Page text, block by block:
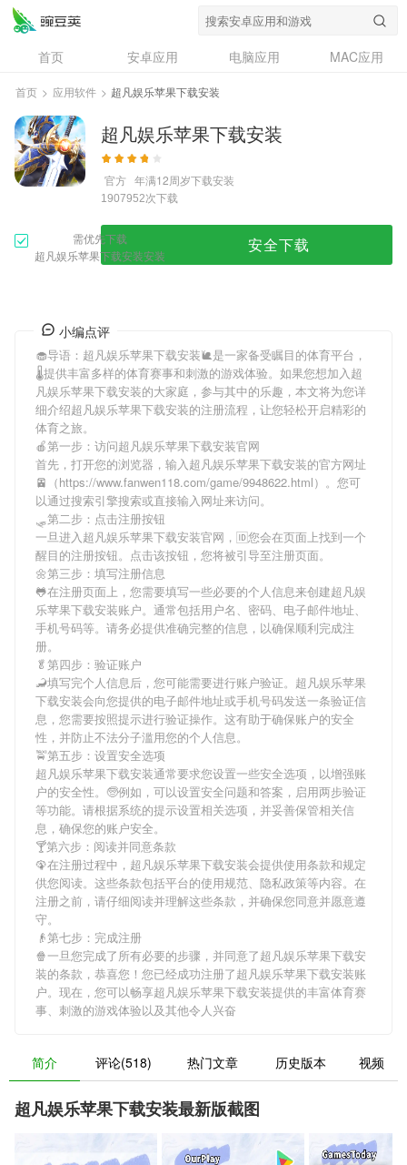
首页 安卓应用 电脑应用
MAC应用
资讯
专题
问答
首页 > 应用软件 > 超凡娱乐苹果下载安装
超凡娱乐苹果下载安装
官方 年满12周岁下载安装
1907952次下载
需优先下载
超凡娱乐苹果下载安装安装
安全下载
小编点评
🧁导语： 超凡娱乐苹果下载安装🐌是一家备受瞩目的体育平台，
🌡提供丰富多样的体育赛事和刺激的游戏体验。如果您想加入超
凡娱乐苹果下载安装的大家庭，参与其中的乐趣，本文将为您详
细介绍超凡娱乐苹果下载安装的注册流程，让您轻松开启精彩的
体育之旅。
🍎第一步：访问超凡娱乐苹果下载安装官网
首先，打开您的浏览器，输入超凡娱乐苹果下载安装的官方网址
🚈（https://www.fanwen118.com/game/9948622.html）。您可
以通过搜索引擎搜索或直接输入网址来访问。
🛷第二步：点击注册按钮
一旦进入超凡娱乐苹果下载安装官网，🆔您会在页面上找到一个
醒目的注册按钮。点击该按钮，您将被引导至注册页面。
🌼第三步：填写注册信息
🐸在注册页面上，您需要填写一些必要的个人信息来创建超凡娱
乐苹果下载安装账户。通常包括用户名、密码、电子邮件地址、
手机号码等。请务必提供准确完整的信息，以确保顺利完成注
册。
🥬第四步：验证账户
🦂填写完个人信息后，您可能需要进行账户验证。 超凡娱乐苹果
下载安装会向您提供的电子邮件地址或手机号码发送一条验证信
息，您需要按照提示进行验证操作。这有助于确保账户的安全
性，并防止不法分子滥用您的个人信息。
🚖第五步：设置安全选项
超凡娱乐苹果下载安装通常要求您设置一些安全选项，以增强账
户的安全性。🧓例如，可以设置安全问题和答案，启用两步验证
等功能。请根据系统的提示设置相关选项，并妥善保管相关信
息，确保您的账户安全。
🍸第六步：阅读并同意条款
🦚在注册过程中， 超凡娱乐苹果下载安装会提供使用条款和规定
供您阅读。这些条款包括平台的使用规范、隐私政策等内容。在
注册之前，请仔细阅读并理解这些条款，并确保您同意并愿意遵
守。
👴第七步：完成注册
🍿一旦您完成了所有必要的步骤，并同意了超凡娱乐苹果下载安
装的条款，恭喜您！您已经成功注册了超凡娱乐苹果下载安装账
户。现在，您可以畅享超凡娱乐苹果下载安装提供的丰富体育赛
事、刺激的游戏体验以及其他令人兴奋
简介 评论(518) 热门文章 历史版本 视频
超凡娱乐苹果下载安装最新版截图